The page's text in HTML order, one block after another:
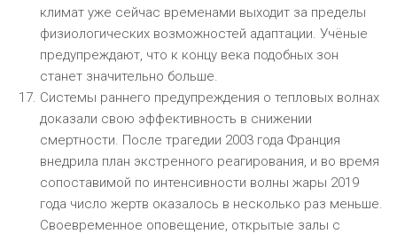
климат уже сейчас временами выходит за пределы
физиологических возможностей адаптации. Учёные
предупреждают, что к концу века подобных зон
станет значительно больше.
Системы раннего предупреждения о тепловых волнах
доказали свою эффективность в снижении
смертности. После трагедии 2003 года Франция
внедрила план экстренного реагирования, и во время
сопоставимой по интенсивности волны жары 2019
года число жертв оказалось в несколько раз меньше.
Своевременное оповещение, открытые залы с